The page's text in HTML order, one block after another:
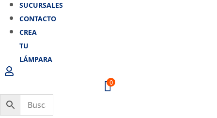
SUCURSALES
CONTACTO
CREA
TU
LÁMPARA
0